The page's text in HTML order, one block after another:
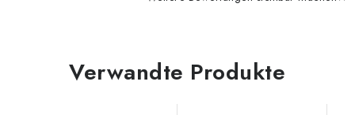
Verwandte Produkte